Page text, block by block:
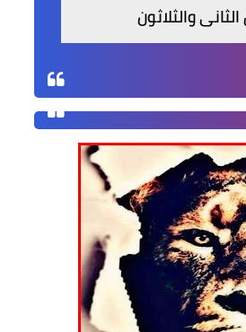
والثلاثون